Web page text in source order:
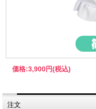
価格:3,900円(税込)
注文